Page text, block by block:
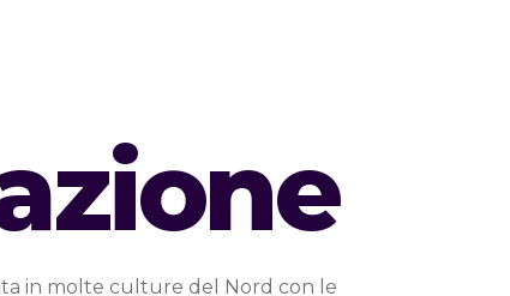
in molte culture del Nord con le